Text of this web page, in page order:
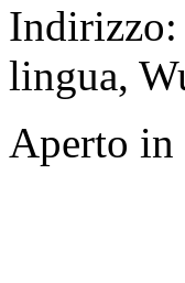
Indirizzo:
lingua,
Aperto